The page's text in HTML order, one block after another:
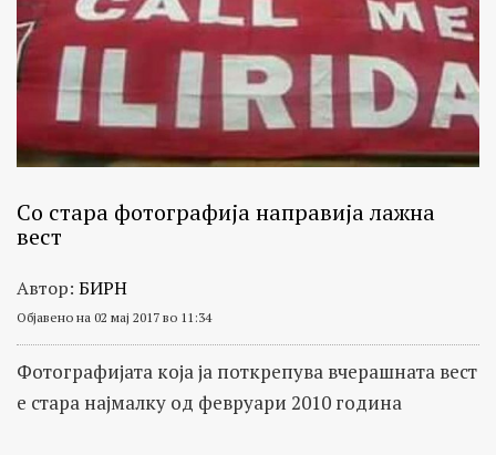
Со стара фотографија направија лажна
вест
Автор: БИРН
Објавено на 02 мај 2017 во 11:34
Фотографијата која ја поткрепува вчерашната вест
е стара најмалку од февруари 2010 година